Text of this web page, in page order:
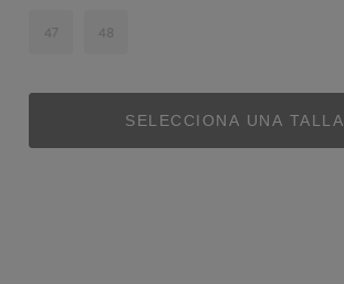
47 48
SELECCIONA UNA TALLA